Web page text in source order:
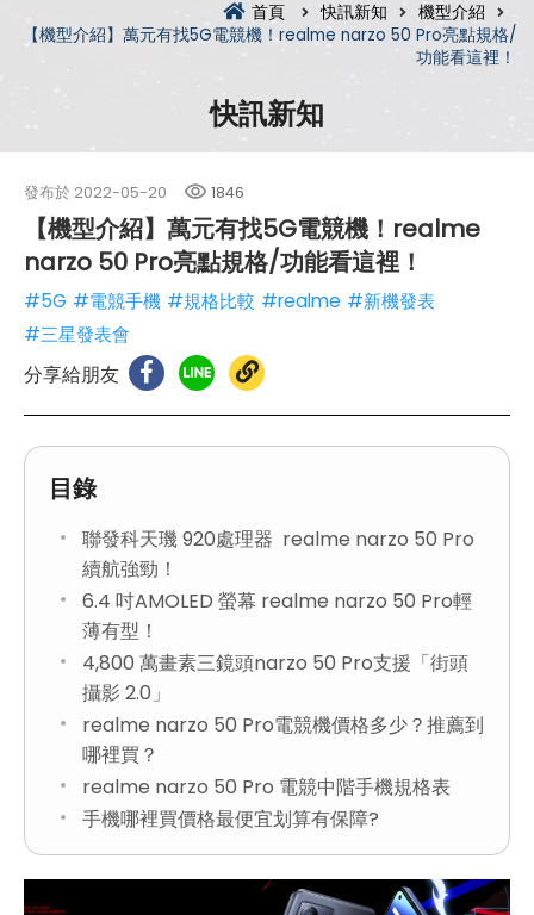
首頁 快訊新知
機型介紹
【機型介紹】萬元有找5G電競機！realme narzo 50 Pro亮點規格/
功能看這裡！
快訊新知
發布於 2022-05-20 1846
【機型介紹】萬元有找5G電競機！realme
narzo 50 Pro亮點規格/功能看這裡！
#5G #電競手機 #規格比較 #realme #新機發表
#三星發表會
分享給朋友
目錄
聯發科天璣 920處理器 realme narzo 50 Pro
續航強勁！
6.4 吋AMOLED 螢幕 realme narzo 50 Pro輕
薄有型！
4,800 萬畫素三鏡頭narzo 50 Pro支援「街頭
攝影 2.0」
realme narzo 50 Pro電競機價格多少？推薦到
哪裡買？
realme narzo 50 Pro 電競中階手機規格表
手機哪裡買價格最便宜划算有保障?